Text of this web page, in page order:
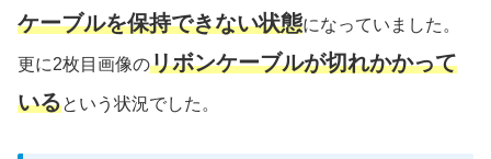
ケーブルを保持できない状態になっていました。
更に2枚目画像のリボンケーブルが切れかかって
いるという状況でした。